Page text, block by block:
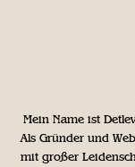
Mein Name ist
Als Gründer und
mit großer